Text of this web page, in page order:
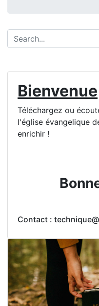
Bienvenue
Téléchargez ou
l'église évangelique
enrichir !
Contact :